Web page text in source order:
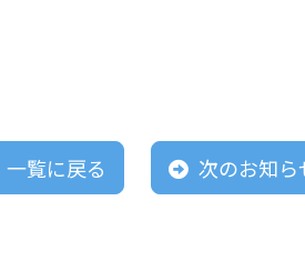
一覧に戻る 次のお知ら